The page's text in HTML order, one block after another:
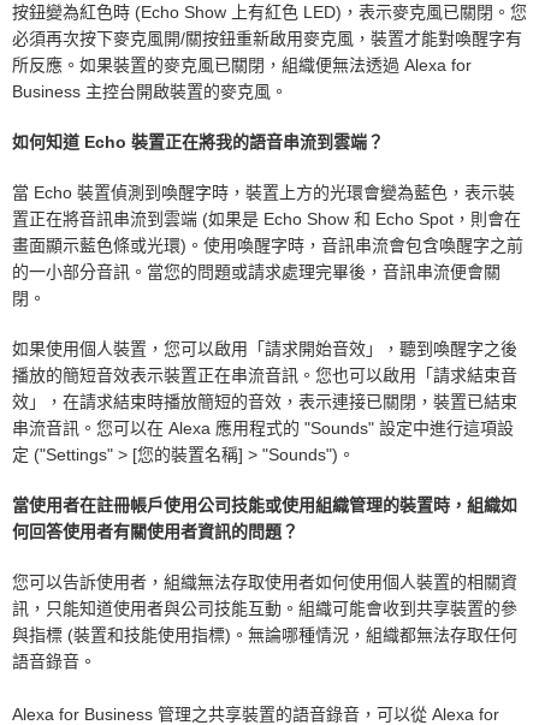
按鈕變為紅色時 (Echo Show 上有紅色 LED)，表示麥克風已關閉。您
必須再次按下麥克風開/關按鈕重新啟用麥克風，裝置才能對喚醒字有
所反應。如果裝置的麥克風已關閉，組織便無法透過 Alexa for
Business 主控台開啟裝置的麥克風。
如何知道 Echo 裝置正在將我的語音串流到雲端？
當 Echo 裝置偵測到喚醒字時，裝置上方的光環會變為藍色，表示裝
置正在將音訊串流到雲端 (如果是 Echo Show 和 Echo Spot，則會在
畫面顯示藍色條或光環)。使用喚醒字時，音訊串流會包含喚醒字之前
的一小部分音訊。當您的問題或請求處理完畢後，音訊串流便會關
閉。
如果使用個人裝置，您可以啟用「請求開始音效」，聽到喚醒字之後
播放的簡短音效表示裝置正在串流音訊。您也可以啟用「請求結束音
效」，在請求結束時播放簡短的音效，表示連接已關閉，裝置已結束
串流音訊。您可以在 Alexa 應用程式的 "Sounds" 設定中進行這項設
定 ("Settings" > [您的裝置名稱] > "Sounds")。
當使用者在註冊帳戶使用公司技能或使用組織管理的裝置時，組織如
何回答使用者有關使用者資訊的問題？
您可以告訴使用者，組織無法存取使用者如何使用個人裝置的相關資
訊，只能知道使用者與公司技能互動。組織可能會收到共享裝置的參
與指標 (裝置和技能使用指標)。無論哪種情況，組織都無法存取任何
語音錄音。
Alexa for Business 管理之共享裝置的語音錄音，可以從 Alexa for